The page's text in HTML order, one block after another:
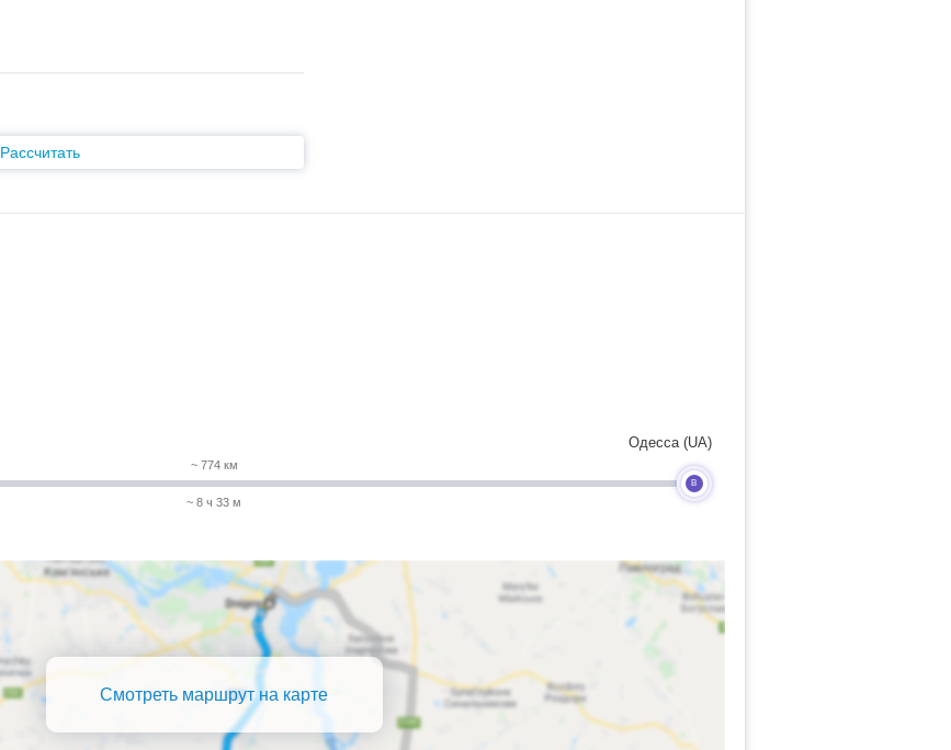
Рассчитать
~ 774 км
~ 8 ч 33 м
B
Одесса (UA)
Смотреть маршрут на карте